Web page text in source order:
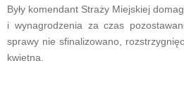
Były komendant Straży Miejskiej
i wynagrodzenia za czas
sprawy nie sfinalizowano,
kwietna.